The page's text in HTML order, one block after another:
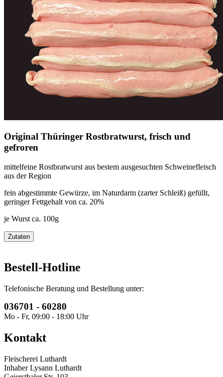
Original Thüringer Rostbratwurst, frisch und
gefroren
mittelfeine Rostbratwurst aus bestem ausgesuchten Schweinefleisch
aus der Region
fein abgestimmte Gewürze, im Naturdarm (zarter Schleiß) gefüllt,
geringer Fettgehalt von ca. 20%
je Wurst ca. 100g
Zutaten
Bestell-Hotline
Telefonische Beratung und Bestellung unter:
036701 - 60280
Mo - Fr, 09:00 - 18:00 Uhr
Kontakt
Fleischerei Luthardt
Inhaber Lysann Luthardt